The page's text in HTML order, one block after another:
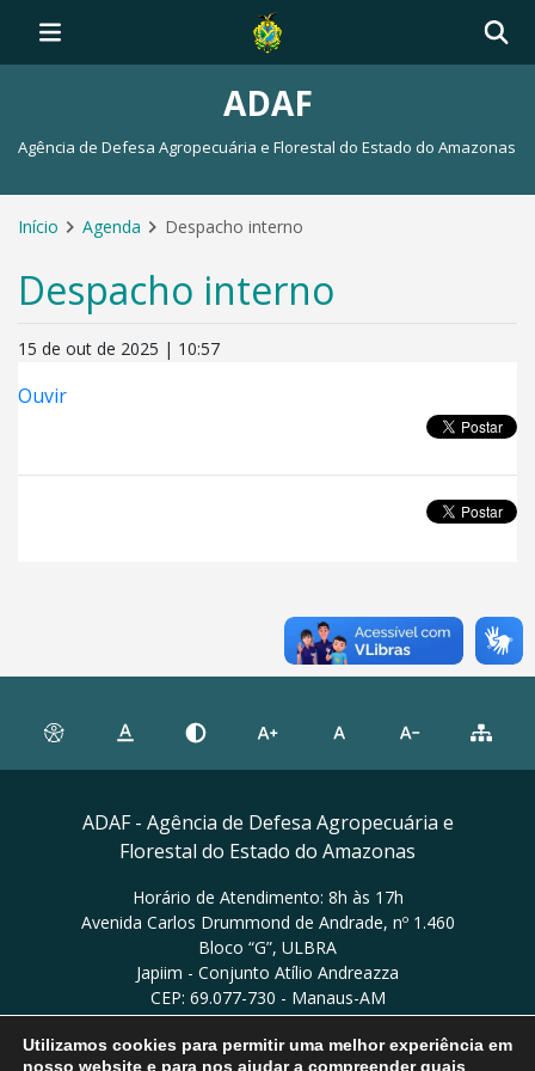
ADAF
Agência de Defesa Agropecuária e Florestal do Estado do Amazonas
Início Agenda Despacho interno
Despacho interno
15 de out de 2025 | 10:57
Ouvir
ADAF - Agência de Defesa Agropecuária e
Florestal do Estado do Amazonas
Horário de Atendimento: 8h às 17h
Avenida Carlos Drummond de Andrade, nº 1.460
Bloco “G”, ULBRA
Japiim - Conjunto Atílio Andreazza
CEP: 69.077-730 - Manaus-AM
Ver no mapa
Utilizamos cookies para permitir uma melhor experiência em
nosso website e para nos ajudar a compreender quais